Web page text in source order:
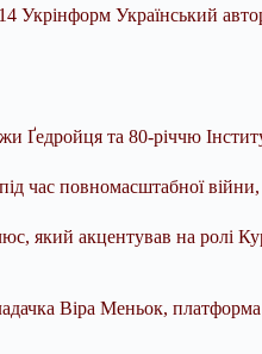
Укрінформ Український
Ґедройця та 80-річчю
час повномасштабної
який акцентував на ролі
Віра Меньок,